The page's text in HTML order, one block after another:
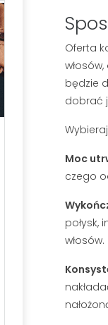
KARTACZ
SZCZOTKA
RANKING
MODELI
286
Jeśli
wybrać
Odpowiednio
Czytaj dalej
Oferta
będzie
dobrać
Moc
czego
połysk,
włosów.